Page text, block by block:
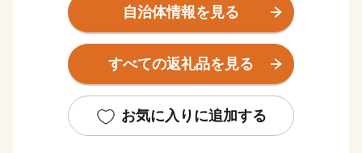
峰などの山々が連なっています。
また、三ヶ峰付近からは切目川が流れ、印南原付近から
は印南川が町の中心部を流れて太平洋に注いでいます。
印南町は歴史も古く、数々の伝説や言伝えを残す歴史遺
産が町内に多く点在するなど、観光面でも魅力を秘めた
自治体情報を見る
すべての返礼品を見る
お気に入りに追加する